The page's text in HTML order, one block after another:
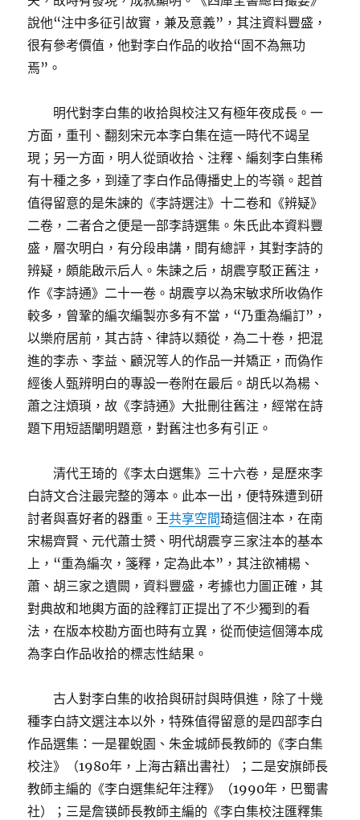
說他“注中多征引故實，兼及意義”，其注資料豐盛，
很有參考價值，他對李白作品的收拾“固不為無功
焉”。
明代對李白集的收拾與校注又有極年夜成長。一
方面，重刊、翻刻宋元本李白集在這一時代不竭呈
現；另一方面，明人從頭收拾、注釋、編刻李白集稀
有十種之多，到達了李白作品傳播史上的岑嶺。起首
值得留意的是朱諫的《李詩選注》十二卷和《辨疑》
二卷，二者合之便是一部李詩選集。朱氏此本資料豐
盛，層次明白，有分段串講，間有總評，其對李詩的
辨疑，頗能啟示后人。朱諫之后，胡震亨駁正舊注，
作《李詩通》二十一卷。胡震亨以為宋敏求所收偽作
較多，曾鞏的編次編製亦多有不當，“乃重為編訂”，
以樂府居前，其古詩、律詩以類從，為二十卷，把混
進的李赤、李益、顧況等人的作品一并矯正，而偽作
經後人甄辨明白的專設一卷附在最后。胡氏以為楊、
蕭之注煩瑣，故《李詩通》大批刪往舊注，經常在詩
題下用短語闡明題意，對舊注也多有引正。
清代王琦的《李太白選集》三十六卷，是歷來李
白詩文合注最完整的簿本。此本一出，便特殊遭到研
討者與喜好者的器重。王共享空間琦這個注本，在南
宋楊齊賢、元代蕭士赟、明代胡震亨三家注本的基本
上，“重為編次，箋釋，定為此本”，其注欲補楊、
蕭、胡三家之遺闕，資料豐盛，考據也力圖正確，其
對典故和地輿方面的詮釋訂正提出了不少獨到的看
法，在版本校勘方面也時有立異，從而使這個簿本成
為李白作品收拾的標志性結果。
古人對李白集的收拾與研討與時俱進，除了十幾
種李白詩文選注本以外，特殊值得留意的是四部李白
作品選集：一是瞿蛻園、朱金城師長教師的《李白集
校注》（1980年，上海古籍出書社）；二是安旗師長
教師主編的《李白選集紀年注釋》（1990年，巴蜀書
社）；三是詹锳師長教師主編的《李白集校注匯釋集